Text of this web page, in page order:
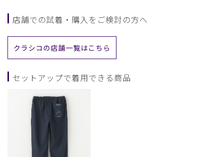
店舗での試着・購入をご検討の方へ
クラシコの店舗一覧はこちら
セットアップで着用できる商品